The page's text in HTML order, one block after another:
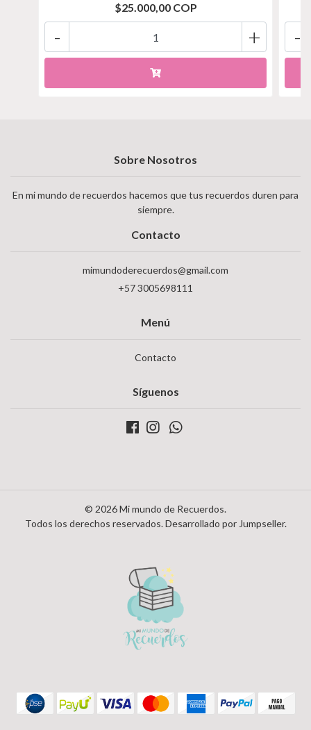
$25.000,00 COP
+
- -
Sobre Nosotros
En mi mundo de recuerdos hacemos que tus recuerdos duren para
siempre.
Contacto
mimundoderecuerdos@gmail.com
+57 3005698111
Menú
Contacto
Síguenos
© 2026 Mi mundo de Recuerdos.
Todos los derechos reservados.Desarrollado por Jumpseller.